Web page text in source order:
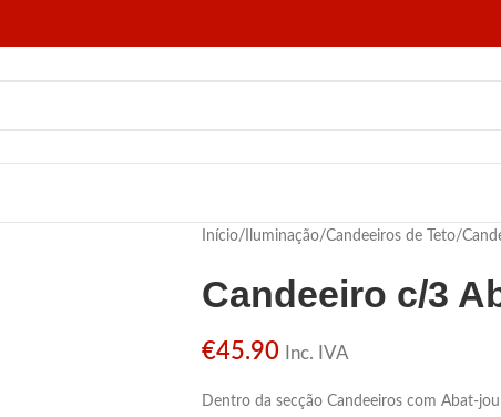
Início/ Iluminação/Candeeiros de Teto/
Candeeiro c/3
€45.90 Inc. IVA
Dentro da secção Candeeiros com Abat-